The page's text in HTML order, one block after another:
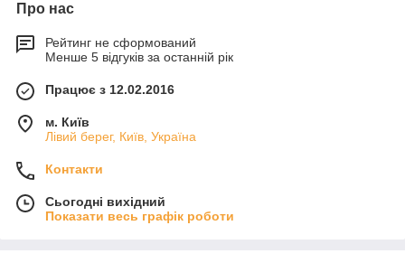
Про нас
Рейтинг не сформований
Менше 5 відгуків за останній рік
Працює з 12.02.2016
м. Київ
Лівий берег, Київ, Україна
Контакти
Сьогодні вихідний
Показати весь графік роботи